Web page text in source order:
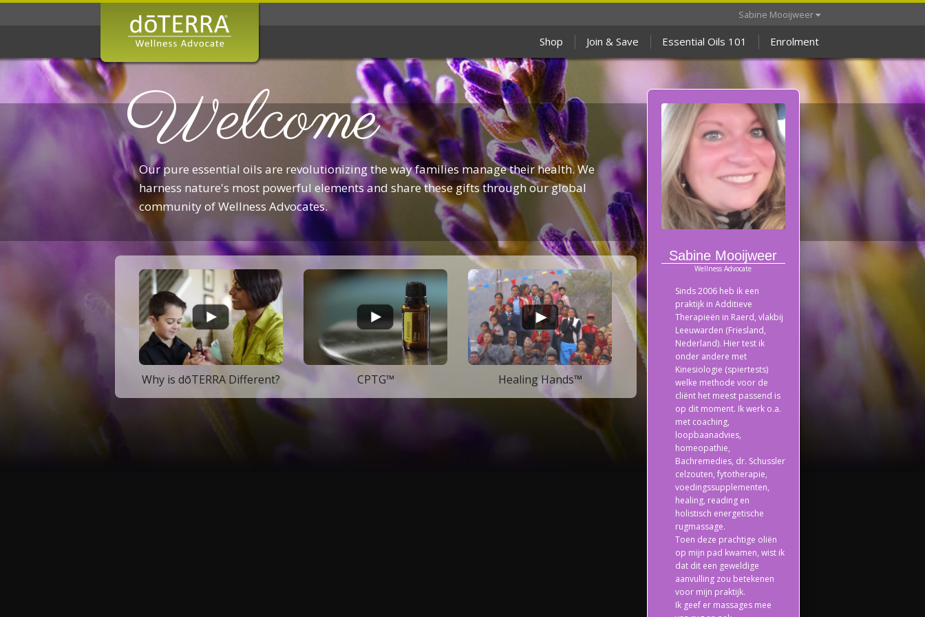
Shop Join & Save Essential Oils 101 Enrolment
Sabine Mooijweer
Welcome
Our pure essential oils are revolutionizing the way families manage their health. We
harness nature's most powerful elements and share these gifts through our global
community of Wellness Advocates.
Sabine Mooijweer
Wellness Advocate
Sinds 2006 heb ik een
praktijk in Additieve
Therapieën in Raerd, vlakbij
Leeuwarden (Friesland,
Nederland). Hier test ik
onder andere met
Kinesiologie (spiertests)
welke methode voor de
cliënt het meest passend is
op dit moment. Ik werk o.a.
met coaching,
loopbaanadvies,
homeopathie,
Bachremedies, dr. Schussler
celzouten, fytotherapie,
voedingssupplementen,
healing, reading en
holistisch energetische
rugmassage.
Toen deze prachtige oliën
op mijn pad kwamen, wist ik
dat dit een geweldige
aanvulling zou betekenen
voor mijn praktijk.
Ik geef er massages mee
Why is dōTERRA Different? CPTG™ Healing Hands™